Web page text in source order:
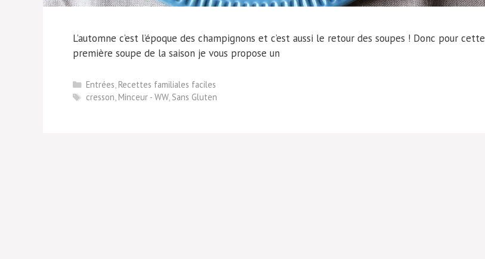
L’automne c’est l’époque des champignons et c’est aussi le retour des soupes ! Donc pour cette
première soupe de la saison je vous propose un
Catégories
Entrées Recettes familiales faciles
Étiquettes
cresson Minceur - WW, Sans Gluten